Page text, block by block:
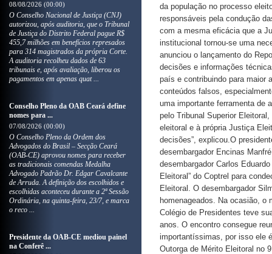
08/08/2026 (00:00)
O Conselho Nacional de Justiça (CNJ)
autorizou, após auditoria, que o Tribunal
de Justiça do Distrito Federal pague R$
455,7 milhões em benefícios represados
para 314 magistrados da própria Corte.
A auditoria recolheu dados de 63
tribunais e, após avaliação, liberou os
pagamentos em apenas quat ...
Conselho Pleno da OAB Ceará define
nomes para ...
07/08/2026 (00:00)
O Conselho Pleno da Ordem dos
Advogados do Brasil – Secção Ceará
(OAB-CE) aprovou nomes para receber
as tradicionais comendas Medalha
Advogado Padrão Dr. Edgar Cavalcante
de Arruda. A definição dos escolhidos e
escolhidas aconteceu durante a 2ª Sessão
Ordinária, na quinta-feira, 23/7, e marca
o reco ...
Presidente da OAB-CE mediou painel
na Conferê ...
da população no processo
responsáveis pela condução
com a mesma eficácia que a
institucional tornou-se uma
anunciou o lançamento do
decisões e informações
país e contribuindo para maior
conteúdos falsos,
uma importante ferramenta de
pelo Tribunal Superior
eleitoral e à própria Justiça
decisões”, explicou.O
desembargador Encinas
desembargador Carlos
Eleitoral” do Coptrel para
Eleitoral. O desembargador
homenageados. Na ocasião, o
Colégio de Presidentes teve
anos. O encontro consegue
importantíssimas, por isso ele
Outorga de Mérito Eleitoral no